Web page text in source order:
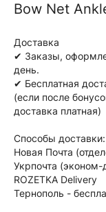
Bow Net
Доставка
✔ Заказы,
день.
✔ Бесплатная
(если после
доставка платная)
Способы доставки:
Новая Почта
Укрпочта (эконом-
ROZETKA Delivery
Тернополь -